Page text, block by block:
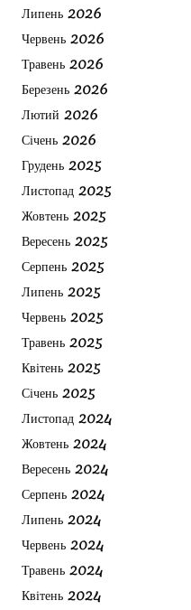
Липень 2026
Червень 2026
Травень 2026
Березень 2026
Лютий 2026
Січень 2026
Грудень 2025
Листопад 2025
Жовтень 2025
Вересень 2025
Серпень 2025
Липень 2025
Червень 2025
Травень 2025
Квітень 2025
Січень 2025
Листопад 2024
Жовтень 2024
Вересень 2024
Серпень 2024
Липень 2024
Червень 2024
Травень 2024
Квітень 2024